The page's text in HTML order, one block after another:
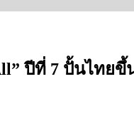
ปีที่ 7 ปั้นไทย